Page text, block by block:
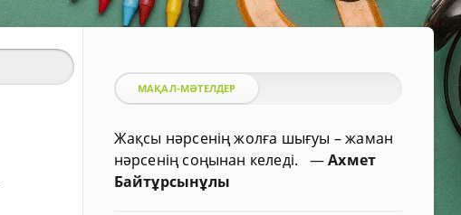
МАҚАЛ-МӘТЕЛДЕР
Жақсы нәрсенің жолға шығуы – жаман
нәрсенің соңынан келеді. —Ахмет
Байтұрсынұлы